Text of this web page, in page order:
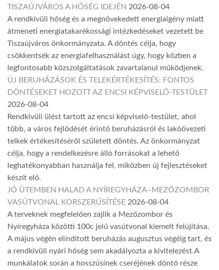
TISZAÚJVÁROS A HŐSÉG IDEJÉN 2026-08-04
A rendkívüli hőség és a megnövekedett energiaigény miatt
átmeneti energiatakarékossági intézkedéseket vezetett be
Tiszaújváros önkormányzata. A döntés célja, hogy
csökkentsék az energiafelhasználást úgy, hogy közben a
legfontosabb közszolgáltatások zavartalanul működjenek.
ÚJ BERUHÁZÁSOK ÉS TELEKÉRTÉKESÍTÉS: FONTOS
DÖNTÉSEKET HOZOTT AZ ENCSI KÉPVISELŐ-TESTÜLET
2026-08-04
Rendkívüli ülést tartott az encsi képviselő-testület, ahol
több, a város fejlődését érintő beruházásról és lakóövezeti
telkek értékesítéséről született döntés. Az önkormányzat
célja, hogy a rendelkezésre álló forrásokat a lehető
leghatékonyabban használja fel, miközben új fejlesztéseket
készít elő.
JÓ ÜTEMBEN HALAD A NYÍREGYHÁZA–MEZŐZOMBOR
VASÚTVONAL KORSZERŰSÍTÉSE 2026-08-04
A terveknek megfelelően zajlik a Mezőzombor és
Nyíregyháza közötti 100c jelű vasútvonal kiemelt felújítása.
A május végén elindított beruházás augusztus végéig tart, és
a rendkívüli nyári hőség sem akadályozta a kivitelezést.A
munkálatok során a hosszúsínek cseréjének döntő része